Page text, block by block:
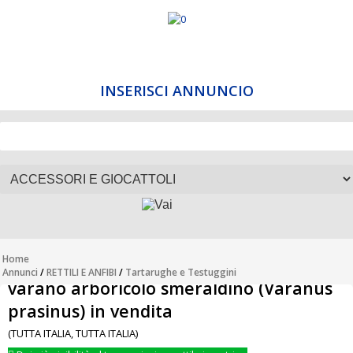
INSERISCI ANNUNCIO
Home
Annunci /RETTILI E ANFIBI / Tartarughe e Testuggini
varano arboricolo smeraldino (Varanus
prasinus) in vendita
(TUTTA ITALIA, TUTTA ITALIA)